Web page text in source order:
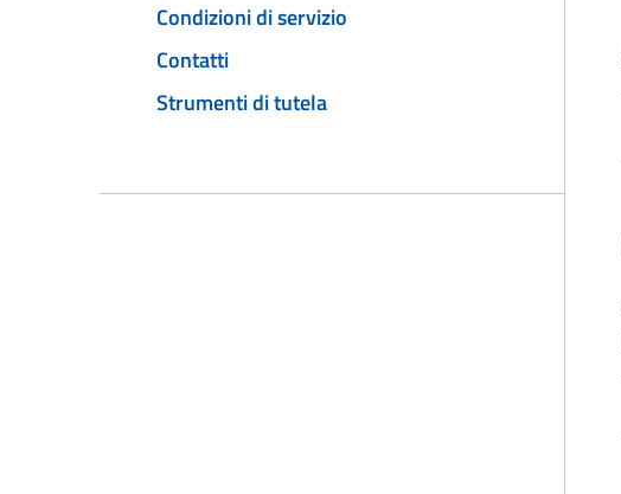
Condizioni di servizio
Contatti
Strumenti di tutela